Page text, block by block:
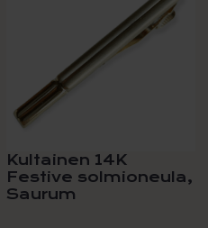
Kultainen 14K
Festive solmioneula,
Saurum